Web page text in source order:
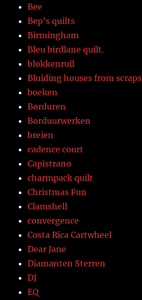
Bee
Bep's quilts
Birmingham
Bleu birdlane quilt.
blokkenruil
Bluiding houses from scraps
boeken
Borduren
Borduurwerken
breien
cadence court
Capistrano
charmpack quilt
Christmas Fun
Clamshell
convergence
Costa Rica Cartwheel
Dear Jane
Diamanten Sterren
DJ
EQ